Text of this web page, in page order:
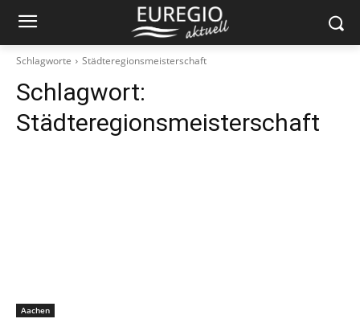
Schlagworte Städteregionsmeisterschaft
Schlagwort:
Städteregionsmeisterschaft
Aachen